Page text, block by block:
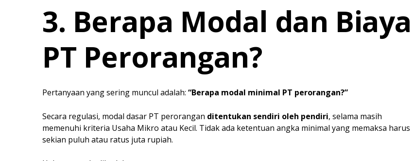
3. Berapa Modal dan Biaya
PT Perorangan?
Pertanyaan yang sering muncul adalah: “Berapa modal minimal PT perorangan?”
Secara regulasi, modal dasar PT perorangan ditentukan sendiri oleh pendiri, selama masih
memenuhi kriteria Usaha Mikro atau Kecil. Tidak ada ketentuan angka minimal yang memaksa harus
sekian puluh atau ratus juta rupiah.